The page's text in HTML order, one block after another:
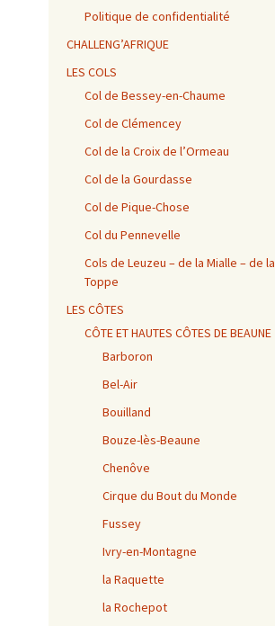
la Côte et de la Sclucht,
Hohneck, cols de
Bramont et de Grosse
Pierre
Burotte, de Lauvy et des
de la Sambuy
Barillette + Col de la
Combe Blanche
Plan
Alpes – Maurienne /
Collet de la Madeleine et
Gourniers
Alpes / Embrun – Col
Agnel
d’Izoard
Montmerlet
Alpes Chambéry / Relais
du Mont du Chat et Col
Alpes Chambéry / Cols du
Prés
Pragondran
Politique de confidentialité
CHALLENG’AFRIQUE
LES COLS
Col de Bessey-en-Chaume
Col de Clémencey
Col de la Croix de l’Ormeau
Col de la Gourdasse
Col de Pique-Chose
Col du Pennevelle
Cols de Leuzeu – de la Mialle – de la
Toppe
LES CÔTES
CÔTE ET HAUTES CÔTES DE BEAUNE
Barboron
Bel-Air
Bouilland
Bouze-lès-Beaune
Chenôve
Cirque du Bout du Monde
Fussey
Ivry-en-Montagne
la Raquette
la Rochepot